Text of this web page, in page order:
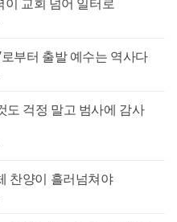
교회 넘어 일터로
부터 출발 예수는 역사다
걱정 말고 범사에 감사
찬양이 흘러넘쳐야